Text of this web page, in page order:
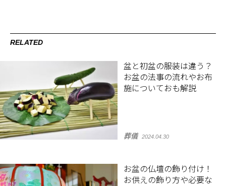
RELATED
盆と初盆の服装は違う？
お盆の法事の流れやお布
施についておも解説
葬儀 2024.04.30
お盆の仏壇の飾り付け！
お供えの飾り方や必要な